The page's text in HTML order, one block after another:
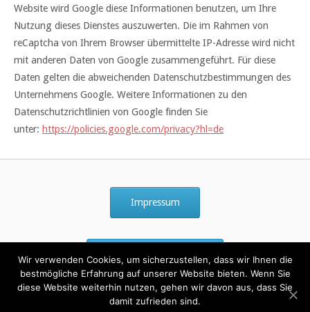
Website wird Google diese Informationen benutzen, um Ihre
Nutzung dieses Dienstes auszuwerten. Die im Rahmen von
reCaptcha von Ihrem Browser übermittelte IP-Adresse wird nicht
mit anderen Daten von Google zusammengeführt. Für diese
Daten gelten die abweichenden Datenschutzbestimmungen des
Unternehmens Google. Weitere Informationen zu den
Datenschutzrichtlinien von Google finden Sie
unter: https://policies.google.com/privacy?hl=de
Impressum
Datenschutzerklärung
Wir verwenden Cookies, um sicherzustellen, dass wir Ihnen die
bestmögliche Erfahrung auf unserer Website bieten. Wenn Sie
diese Website weiterhin nutzen, gehen wir davon aus, dass Sie
damit zufrieden sind.